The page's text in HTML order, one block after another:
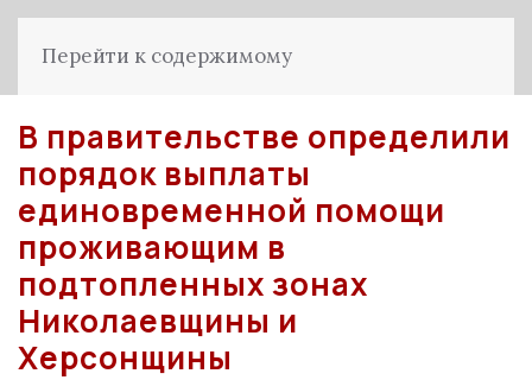
Перейти к содержимому
В правительстве определили
порядок выплаты
единовременной помощи
проживающим в
подтопленных зонах
Николаевщины и
Херсонщины